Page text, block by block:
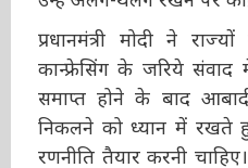
प्रधानमंत्री मोदी ने
कान्फ्रेसिंग के जरिये संवाद
समाप्त होने के बाद
निकलने को ध्यान में रखते
रणनीति तैयार करनी